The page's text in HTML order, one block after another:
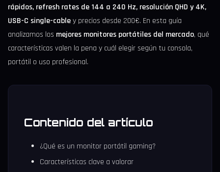
rápidos, refresh rates de 144 a 240 Hz, resolución QHD y 4K,
USB-C single-cabley precios desde 200€. En esta guía
analizamos los mejores monitores portátiles del mercado, qué
características valen la pena y cuál elegir según tu consola,
portátil o uso profesional.
Contenido del artículo
¿Qué es un monitor portátil gaming?
Características clave a valorar